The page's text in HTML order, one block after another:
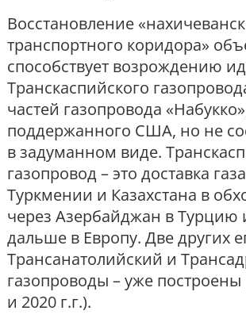
Восстановление
транспортного коридора»
способствует возрождению
Транскаспийского
частей газопровода
поддержанного США, но не
в задуманном виде.
газопровод – это доставка
Туркмении и Казахстана в
через Азербайджан в Турцию
дальше в Европу. Две других
Трансанатолийский и
газопроводы – уже построены
и 2020 г.г.).